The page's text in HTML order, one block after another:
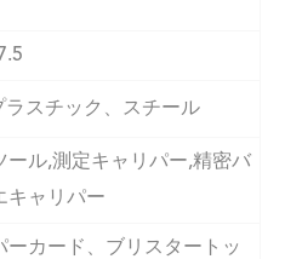
ラスチック、スチール
ール,測定キャリパー,精密バ
キャリパー
ーカード、ブリスタートッ